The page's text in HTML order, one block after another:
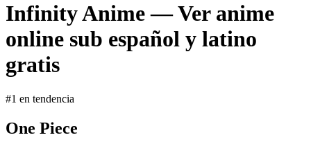
Infinity Anime — Ver anime
online sub español y latino
gratis
#1 en tendencia
One Piece